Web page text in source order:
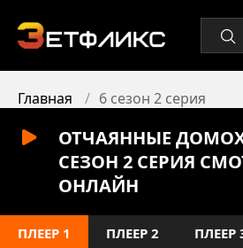
Главная 6 сезон 2 серия
ОТЧАЯННЫЕ
СЕЗОН 2 СЕРИЯ
ОНЛАЙН
ПЛЕЕР 1 ПЛЕЕР 2 ПЛЕЕР